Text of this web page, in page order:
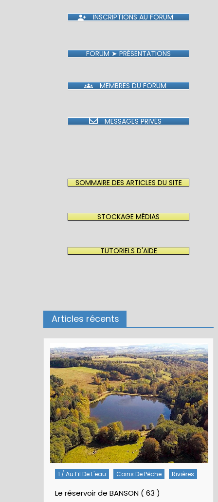
INSCRIPTIONS AU FORUM
FORUM ➤ PRÉSENTATIONS
MEMBRES DU FORUM
MESSAGES PRIVÉS
SOMMAIRE DES ARTICLES DU SITE
STOCKAGE MÉDIAS
TUTORIELS D'AIDE
Articles récents
1 / Au Fil De L'eau Coins De Pêche Rivières
Le réservoir de BANSON ( 63 )